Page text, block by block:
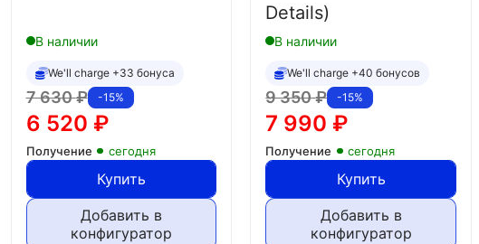
В наличии
We'll charge +33 бонуса
-15%
7 630₽
6 520 ₽
Получение сегодня
Купить
Добавить в
конфигуратор
Details)
В наличии
We'll charge +40 бонусов
-15%
9 350₽
7 990 ₽
Получение сегодня
Купить
Добавить в
конфигуратор